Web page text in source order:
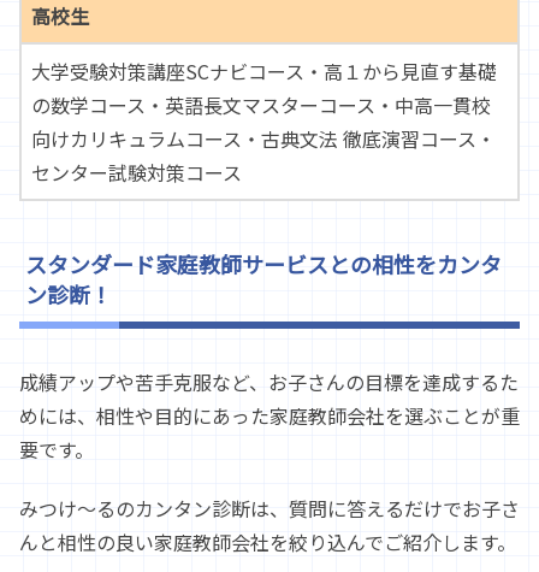
高校生
大学受験対策講座SCナビコース・高１から見直す基礎
の数学コース・英語長文マスターコース・中高一貫校
向けカリキュラムコース・古典文法 徹底演習コース・
センター試験対策コース
スタンダード家庭教師サービスとの相性をカンタ
ン診断！
成績アップや苦手克服など、お子さんの目標を達成するた
めには、相性や目的にあった家庭教師会社を選ぶことが重
要です。
みつけ～るのカンタン診断は、質問に答えるだけでお子さ
んと相性の良い家庭教師会社を絞り込んでご紹介します。